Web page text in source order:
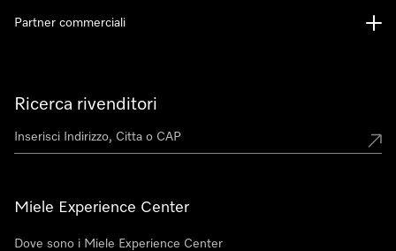
Ricerca rivenditori
Miele Experience Center
Dove sono i Miele Experience Center
Partner commerciali